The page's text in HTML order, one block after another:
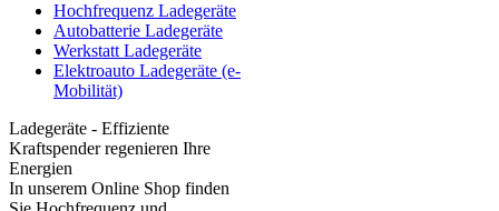
Hochfrequenz Ladegeräte
Autobatterie Ladegeräte
Werkstatt Ladegeräte
Elektroauto Ladegeräte (e-
Mobilität)
Ladegeräte - Effiziente
Kraftspender regenieren Ihre
Energien
In unserem Online Shop finden